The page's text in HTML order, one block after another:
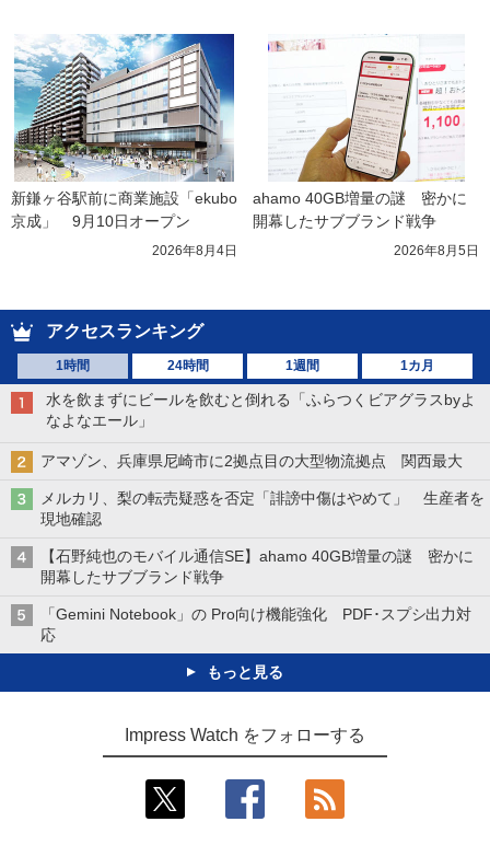
新鎌ヶ谷駅前に商業施設「ekubo
京成」　9月10日オープン
2026年8月4日
ahamo 40GB増量の謎　密かに
開幕したサブブランド戦争
2026年8月5日
アクセスランキング
1時間 24時間 1週間 1カ月
水を飲まずにビールを飲むと倒れる「ふらつくビアグラスbyよ
なよなエール」
アマゾン、兵庫県尼崎市に2拠点目の大型物流拠点 関西最大
メルカリ、梨の転売疑惑を否定「誹謗中傷はやめて」 生産者を
現地確認
【石野純也のモバイル通信SE】ahamo 40GB増量の謎 密かに
開幕したサブブランド戦争
「Gemini Notebook」の Pro向け機能強化 PDF･スプシ出力対
応
もっと見る
Impress Watch をフォローする